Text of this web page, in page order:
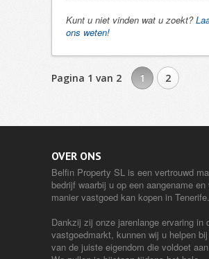
Kunt u niet vinden wat u zoekt?
ons weten!
Pagina 1 van 2 1 2
OVER ONS
Belfin Property SL is een vertrouwd
bedrijf waarbij u op een aangename en
manier vastgoed kan kopen in Tenerife.
Dankzij zij onze jarenlange ervaring in
vastgoedmarkt, kunnen wij u helpen
van de juiste eigendom die voldoet